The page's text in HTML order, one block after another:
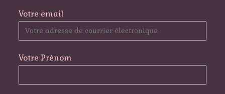
Votre email
Votre Prénom